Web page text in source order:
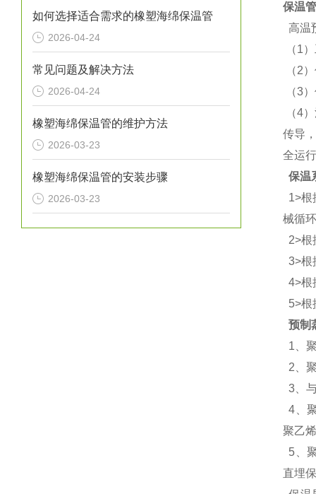
如何选择适合需求的橡塑海绵保温管
2026-04-24
常见问题及解决方法
2026-04-24
橡塑海绵保温管的维护方法
2026-03-23
橡塑海绵保温管的安装步骤
2026-03-23
保温
高温
（1
（2
（3
（4
传导
全运
保温
1>根
械循
2>根
3>根
4>根
5>根
预制
1、
2、
3、
4、
聚乙
5、
直埋